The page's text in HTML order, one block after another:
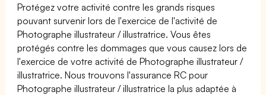
Protégez votre activité contre les grands risques
pouvant survenir lors de l'exercice de l'activité de
Photographe illustrateur / illustratrice. Vous êtes
protégés contre les dommages que vous causez lors de
l'exercice de votre activité de Photographe illustrateur /
illustratrice. Nous trouvons l'assurance RC pour
Photographe illustrateur / illustratrice la plus adaptée à